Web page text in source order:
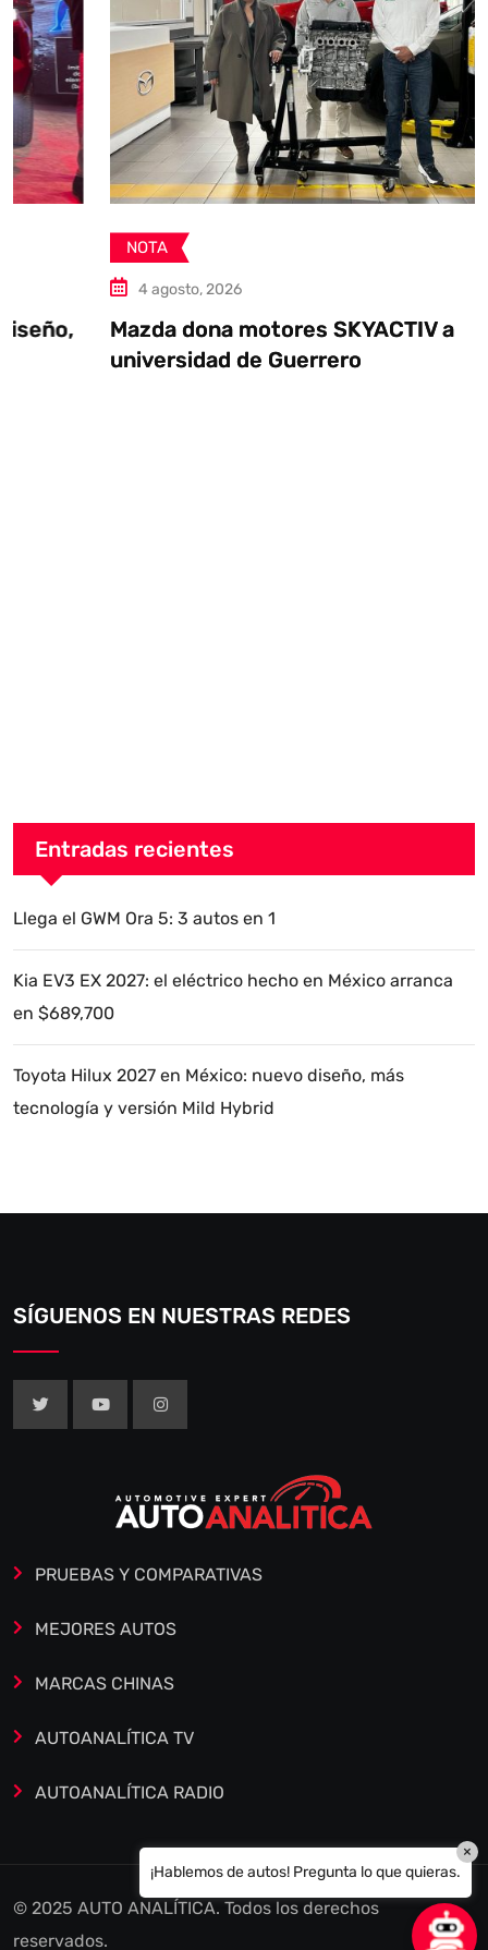
4 agosto, 2026
Mazda dona motores SKYACTIV a
universidad de Guerrero
Entradas recientes
Llega el GWM Ora 5: 3 autos en 1
Kia EV3 EX 2027: el eléctrico hecho en México arranca
en $689,700
Toyota Hilux 2027 en México: nuevo diseño, más
tecnología y versión Mild Hybrid
SÍGUENOS EN NUESTRAS REDES
PRUEBAS Y COMPARATIVAS
MEJORES AUTOS
MARCAS CHINAS
AUTOANALÍTICA TV
AUTOANALÍTICA RADIO
© 2025 AUTO ANALÍTICA. Todos los derechos
reservados.
¡Hablemos de autos! Pregunta lo que quieras.
×